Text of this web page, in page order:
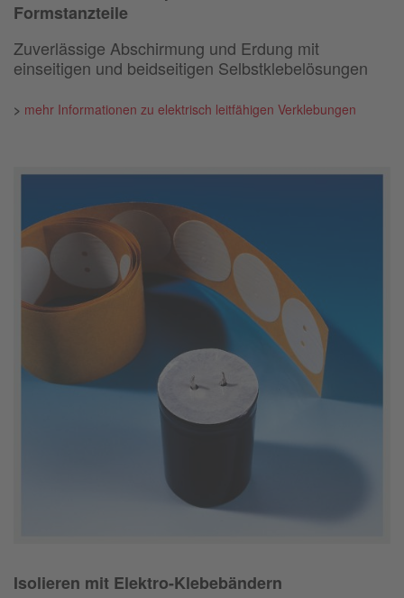
Formstanzteile
Zuverlässige Abschirmung und Erdung mit
einseitigen und beidseitigen Selbstklebelösungen
> mehr Informationen zu elektrisch leitfähigen Verklebungen
Isolieren mit Elektro-Klebebändern